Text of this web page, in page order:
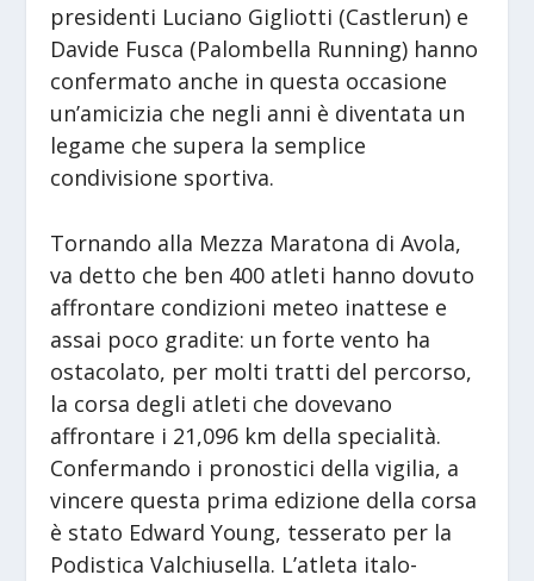
presidenti Luciano Gigliotti (Castlerun) e
Davide Fusca (Palombella Running) hanno
confermato anche in questa occasione
un’amicizia che negli anni è diventata un
legame che supera la semplice
condivisione sportiva.
Tornando alla Mezza Maratona di Avola,
va detto che ben 400 atleti hanno dovuto
affrontare condizioni meteo inattese e
assai poco gradite: un forte vento ha
ostacolato, per molti tratti del percorso,
la corsa degli atleti che dovevano
affrontare i 21,096 km della specialità.
Confermando i pronostici della vigilia, a
vincere questa prima edizione della corsa
è stato Edward Young, tesserato per la
Podistica Valchiusella. L’atleta italo-